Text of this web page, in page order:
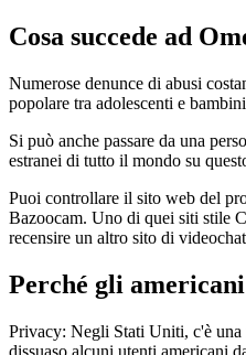
Cosa succede ad
Numerose denunce di abusi
popolare tra adolescenti e
Si può anche passare da una
estranei di tutto il mondo su
Puoi controllare il sito web del
Bazoocam. Uno di quei siti stile
recensire un altro sito di
Perché gli
Privacy: Negli Stati Uniti, c'è una
dissuaso alcuni utenti americani